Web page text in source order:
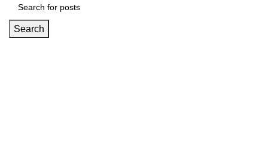
Search